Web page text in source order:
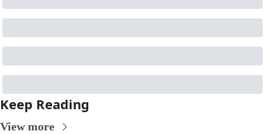
Keep Reading
View more